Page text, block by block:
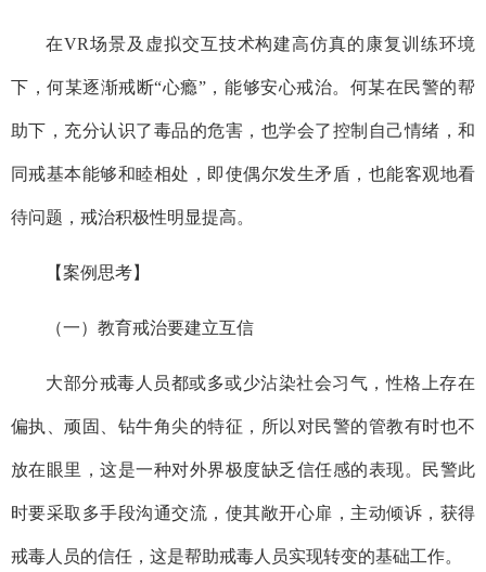
在VR场景及虚拟交互技术构建高仿真的康复训练环境
下，何某逐渐戒断“心瘾”，能够安心戒治。何某在民警的帮
助下，充分认识了毒品的危害，也学会了控制自己情绪，和
同戒基本能够和睦相处，即使偶尔发生矛盾，也能客观地看
待问题，戒治积极性明显提高。
【案例思考】
（一）教育戒治要建立互信
大部分戒毒人员都或多或少沾染社会习气，性格上存在
偏执、顽固、钻牛角尖的特征，所以对民警的管教有时也不
放在眼里，这是一种对外界极度缺乏信任感的表现。民警此
时要采取多手段沟通交流，使其敞开心扉，主动倾诉，获得
戒毒人员的信任，这是帮助戒毒人员实现转变的基础工作。